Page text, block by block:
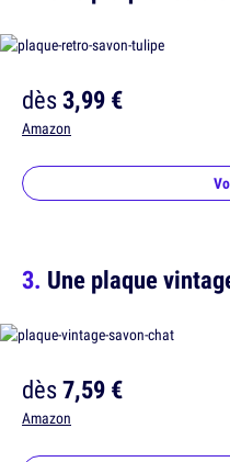
dès3,99 €
Amazon
Une plaque
dès7,59 €
Amazon